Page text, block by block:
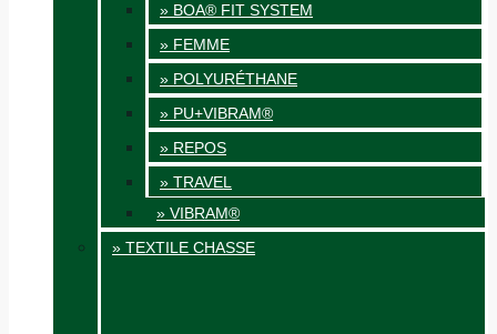
» BOA® FIT SYSTEM
» FEMME
» POLYURÉTHANE
» PU+VIBRAM®
» REPOS
» TRAVEL
» VIBRAM®
» TEXTILE CHASSE